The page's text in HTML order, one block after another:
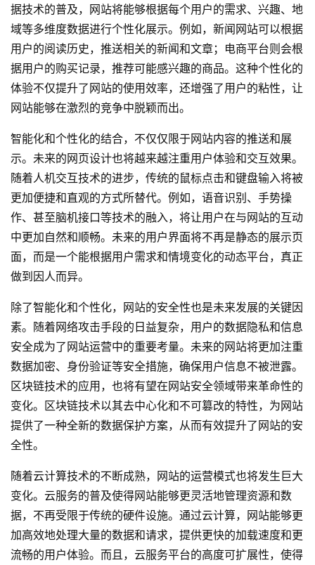
据技术的普及，网站将能够根据每个用户的需求、兴趣、地
域等多维度数据进行个性化展示。例如，新闻网站可以根据
用户的阅读历史，推送相关的新闻和文章；电商平台则会根
据用户的购买记录，推荐可能感兴趣的商品。这种个性化的
体验不仅提升了网站的使用效率，还增强了用户的粘性，让
网站能够在激烈的竞争中脱颖而出。
智能化和个性化的结合，不仅仅限于网站内容的推送和展
示。未来的网页设计也将越来越注重用户体验和交互效果。
随着人机交互技术的进步，传统的鼠标点击和键盘输入将被
更加便捷和直观的方式所替代。例如，语音识别、手势操
作、甚至脑机接口等技术的融入，将让用户在与网站的互动
中更加自然和顺畅。未来的用户界面将不再是静态的展示页
面，而是一个能根据用户需求和情境变化的动态平台，真正
做到因人而异。
除了智能化和个性化，网站的安全性也是未来发展的关键因
素。随着网络攻击手段的日益复杂，用户的数据隐私和信息
安全成为了网站运营中的重要考量。未来的网站将更加注重
数据加密、身份验证等安全措施，确保用户信息不被泄露。
区块链技术的应用，也将有望在网站安全领域带来革命性的
变化。区块链技术以其去中心化和不可篡改的特性，为网站
提供了一种全新的数据保护方案，从而有效提升了网站的安
全性。
随着云计算技术的不断成熟，网站的运营模式也将发生巨大
变化。云服务的普及使得网站能够更灵活地管理资源和数
据，不再受限于传统的硬件设施。通过云计算，网站能够更
加高效地处理大量的数据和请求，提供更快的加载速度和更
流畅的用户体验。而且，云服务平台的高度可扩展性，使得